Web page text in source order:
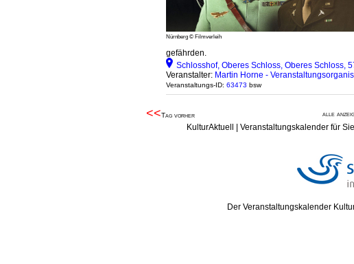
Nürnberg © Filmverleih
gefährden.
Schlosshof, Oberes Schloss, Oberes Schloss,
Veranstalter: Martin Horne -
Veranstaltungs-ID: 63473 bsw
<<Tag vorher alle
KulturAktuell | Veranstaltungskalender für
Der Veranstaltungskalender